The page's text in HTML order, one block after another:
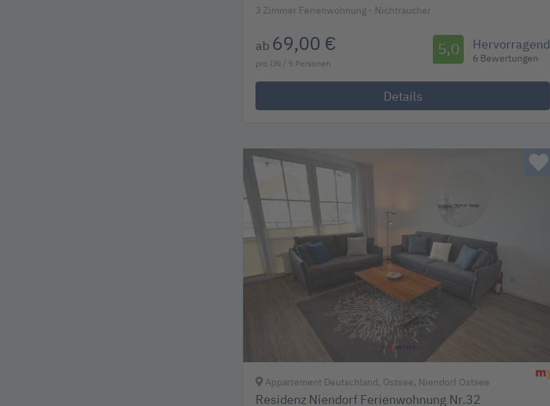
3 Zimmer Ferienwohnung - Nichtraucher
ab 69,00 €
pro ÜN / 5 Personen
Hervorragend
5,0 6 Bewertungen
Details
Appartement Deutschland, Ostsee, Niendorf Ostsee
Residenz Niendorf Ferienwohnung Nr.32